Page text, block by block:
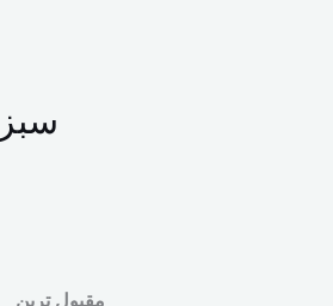
مقبول ترین